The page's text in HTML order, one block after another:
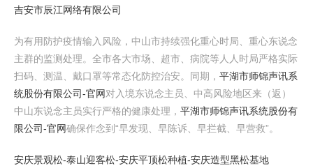
吉安市辰江网络有限公司
为有用防护疫情输入风险，中山市持续强化重心时局、重心东说念
主群的监测处理。全市各大市场、超市、病院等人人时局严格实际
扫码、测温、戴口罩等常态化防控治安。同期， 平湖市师锦声讯系
统股份有限公司-官网对入境东说念主员、中高风险地区来（返）
中山东说念主员实行严格的健康处理， 平湖市师锦声讯系统股份有
限公司-官网确保作念到“早发现、早陈诉、早拦截、早营救”。
安庆景观松-泰山迎客松-安庆平顶松种植-安庆造型黑松基地